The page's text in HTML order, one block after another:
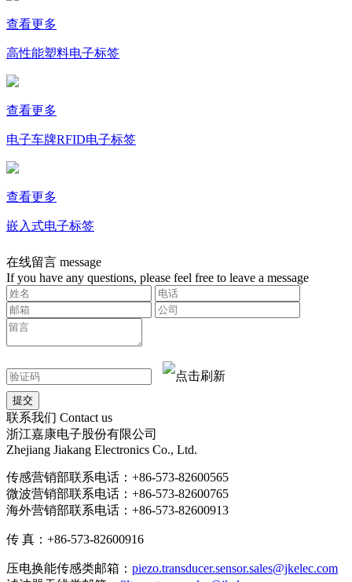
查看更多
高性能塑料电子标签
查看更多
电子车牌RFID电子标签
查看更多
嵌入式电子标签
在线留言 message
If you have any questions, please feel free to leave a message
联系我们 Contact us
浙江嘉康电子股份有限公司
Zhejiang Jiakang Electronics Co., Ltd.
传感营销部联系电话：+86-573-82600565
微波营销部联系电话：+86-573-82600765
海外营销部联系电话：+86-573-82600913
传 真：+86-573-82600916
压电换能传感类邮箱： piezo.transducer.sensor.sales@jkelec.com